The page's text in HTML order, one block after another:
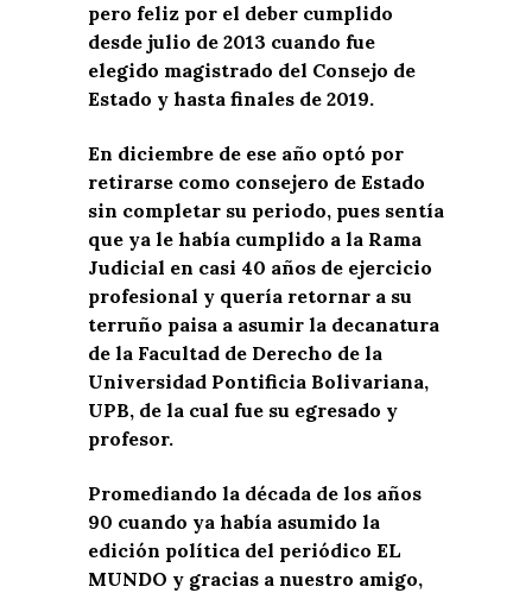
pero feliz por el deber cumplido
desde julio de 2013 cuando fue
elegido magistrado del Consejo de
Estado y hasta finales de 2019.
En diciembre de ese año optó por
retirarse como consejero de Estado
sin completar su periodo, pues sentía
que ya le había cumplido a la Rama
Judicial en casi 40 años de ejercicio
profesional y quería retornar a su
terruño paisa a asumir la decanatura
de la Facultad de Derecho de la
Universidad Pontificia Bolivariana,
UPB, de la cual fue su egresado y
profesor.
Promediando la década de los años
90 cuando ya había asumido la
edición política del periódico EL
MUNDO y gracias a nuestro amigo,